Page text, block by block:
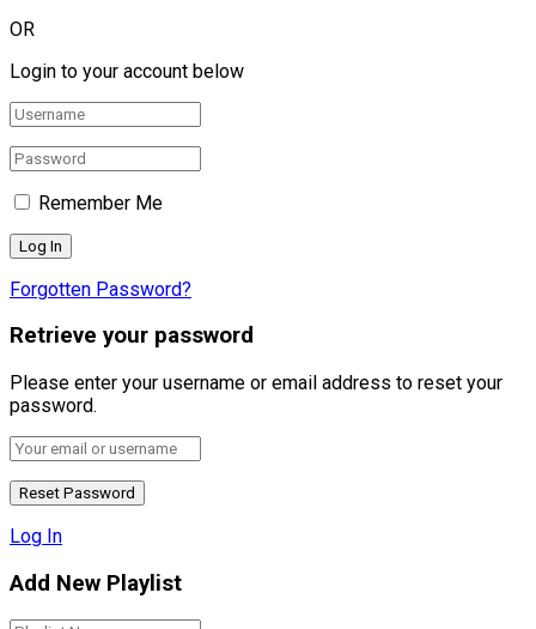
OR
Login to your account below
Remember Me
Forgotten Password?
Retrieve your password
Please enter your username or email address to reset your
password.
Log In
Add New Playlist